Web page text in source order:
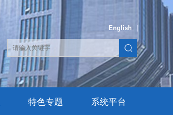
English
特色专题 系统平台